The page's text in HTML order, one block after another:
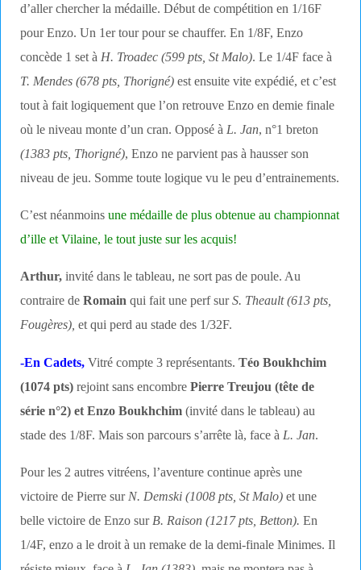
d’aller chercher la médaille. Début de compétition en 1/16F
pour Enzo. Un 1er tour pour se chauffer. En 1/8F, Enzo
concède 1 set àH. Troadec (599 pts, St Malo). Le 1/4F face à
T. Mendes (678 pts, Thorigné) est ensuite vite expédié, et c’est
tout à fait logiquement que l’on retrouve Enzo en demie finale
où le niveau monte d’un cran. Opposé àL. Jan, n°1 breton
(1383 pts, Thorigné), Enzo ne parvient pas à hausser son
niveau de jeu. Somme toute logique vu le peu d’entrainements.
C’est néanmoinsune médaille de plus obtenue au championnat
d’ille et Vilaine, le tout juste sur les acquis!
Arthur,invité dans le tableau, ne sort pas de poule. Au
contraire deRomain qui fait une perf surS. Theault (613 pts,
Fougères),et qui perd au stade des 1/32F.
-En Cadets, Vitré compte 3 représentants. Téo Boukhchim
(1074 pts) rejoint sans encombrePierre Treujou (tête de
série n°2) et Enzo Boukhchim (invité dans le tableau) au
stade des 1/8F. Mais son parcours s’arrête là, face à L. Jan.
Pour les 2 autres vitréens, l’aventure continue après une
victoire de Pierre surN. Demski (1008 pts, St Malo) et une
belle victoire de Enzo surB. Raison (1217 pts, Betton).En
1/4F, enzo a le droit à un remake de la demi-finale Minimes. Il